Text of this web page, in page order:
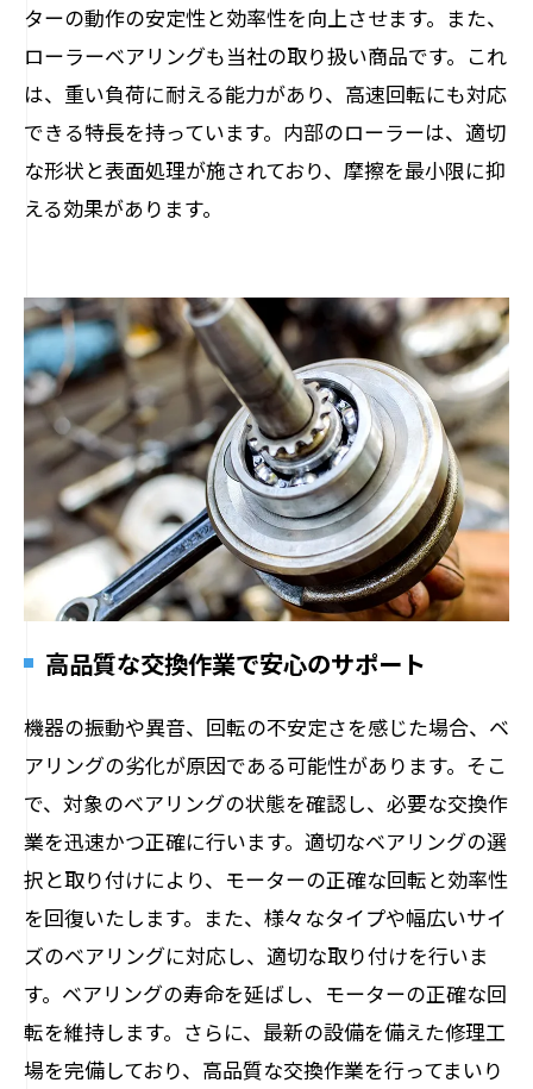
ターの動作の安定性と効率性を向上させます。また、
ローラーベアリングも当社の取り扱い商品です。これ
は、重い負荷に耐える能力があり、高速回転にも対応
できる特長を持っています。内部のローラーは、適切
な形状と表面処理が施されており、摩擦を最小限に抑
える効果があります。
高品質な交換作業で安心のサポート
機器の振動や異音、回転の不安定さを感じた場合、ベ
アリングの劣化が原因である可能性があります。そこ
で、対象のベアリングの状態を確認し、必要な交換作
業を迅速かつ正確に行います。適切なベアリングの選
択と取り付けにより、モーターの正確な回転と効率性
を回復いたします。また、様々なタイプや幅広いサイ
ズのベアリングに対応し、適切な取り付けを行いま
す。ベアリングの寿命を延ばし、モーターの正確な回
転を維持します。さらに、最新の設備を備えた修理工
場を完備しており、高品質な交換作業を行ってまいり